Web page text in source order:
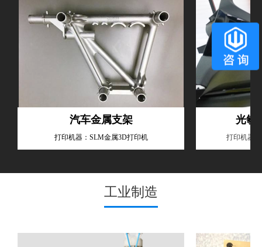
汽车金属支架
打印机器： SLM金属3D打印机
光敏
打印机器
工业制造